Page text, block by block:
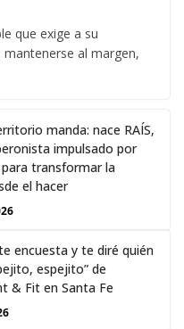
que exige a su
al margen,
manda: nace RAÍS,
impulsado por
transformar la
el hacer
encuesta y te diré quién
espejito” de
& Fit en Santa Fe